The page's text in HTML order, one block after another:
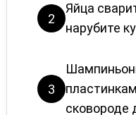
2
Яйца
нарубите
3
сковороде